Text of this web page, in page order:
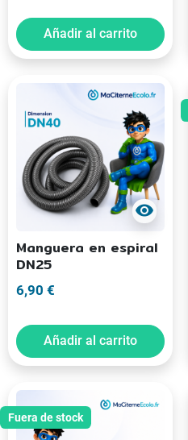
Añadir al carrito
visibility
Manguera en espiral
DN25
6,90 €
Añadir al carrito
Fuera de stock